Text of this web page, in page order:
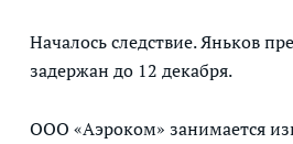
Началось следствие. Яньков
задержан до 12 декабря.
ООО «Аэроком» занимается